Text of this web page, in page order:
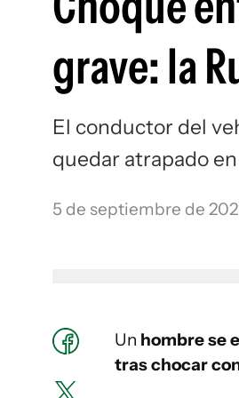
grave: la
El conductor del
quedar atrapado
5 de septiembre de
Un hombre se
tras chocar